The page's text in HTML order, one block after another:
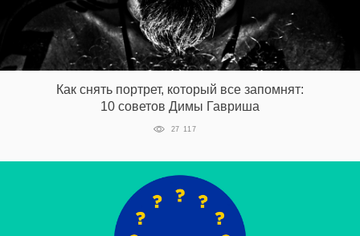
Как снять портрет, который все запомнят:
10 советов Димы Гавриша
27 117